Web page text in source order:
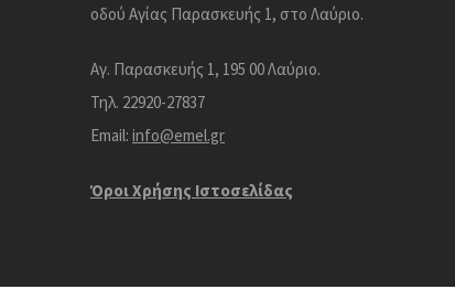
οδού Αγίας Παρασκευής 1, στο Λαύριο.
Αγ. Παρασκευής 1, 195 00 Λαύριο.
Τηλ. 22920-27837
Email: info@emel.gr
Όροι Χρήσης Iστοσελίδας